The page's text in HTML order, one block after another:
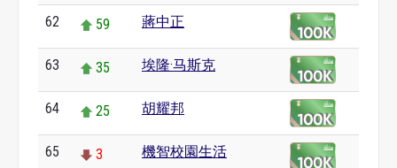
62 59 蔣中正
63 35 埃隆·马斯克
64 25 胡耀邦
65 3 機智校園生活